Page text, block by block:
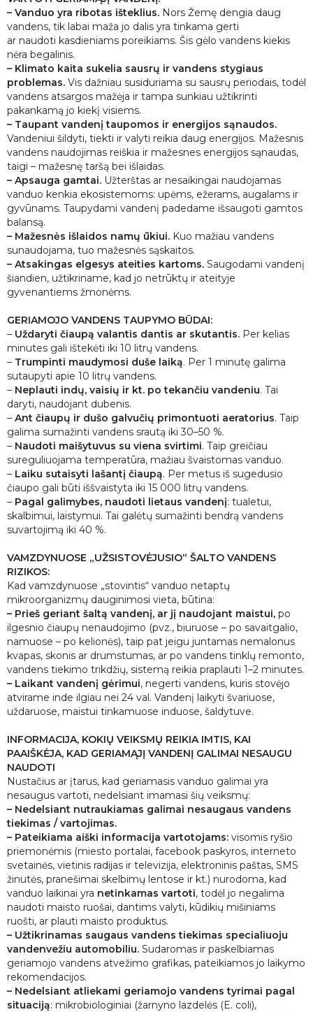
– Vanduo yra ribotas išteklius. Nors Žemę dengia daug
vandens, tik labai maža jo dalis yra tinkama gerti
ar naudoti kasdieniams poreikiams. Šis gėlo vandens kiekis
nėra begalinis.
– Klimato kaita sukelia sausrų ir vandens stygiaus
problemas. Vis dažniau susiduriama su sausrų periodais, todėl
vandens atsargos mažėja ir tampa sunkiau užtikrinti
pakankamą jo kiekį visiems.
– Taupant vandenį taupomos ir energijos sąnaudos.
Vandeniui šildyti, tiekti ir valyti reikia daug energijos. Mažesnis
vandens naudojimas reiškia ir mažesnes energijos sąnaudas,
taigi – mažesnę taršą bei išlaidas.
– Apsauga gamtai. Užterštas ar nesaikingai naudojamas
vanduo kenkia ekosistemoms: upėms, ežerams, augalams ir
gyvūnams. Taupydami vandenį padedame išsaugoti gamtos
balansą.
– Mažesnės išlaidos namų ūkiui. Kuo mažiau vandens
sunaudojama, tuo mažesnės sąskaitos.
– Atsakingas elgesys ateities kartoms. Saugodami vandenį
šiandien, užtikriname, kad jo netrūktų ir ateityje
gyvenantiems žmonėms.
GERIAMOJO VANDENS TAUPYMO BŪDAI:
– Uždaryti čiaupą valantis dantis ar skutantis. Per kelias
minutes gali ištekėti iki 10 litrų vandens.
– Trumpinti maudymosi duše laiką. Per 1 minutę galima
sutaupyti apie 10 litrų vandens.
– Neplauti indų, vaisių ir kt. po tekančiu vandeniu. Tai
daryti, naudojant dubenis.
– Ant čiaupų ir dušo galvučių primontuoti aeratorius. Taip
galima sumažinti vandens srautą iki 30–50 %.
– Naudoti maišytuvus su viena svirtimi. Taip greičiau
sureguliuojama temperatūra, mažiau švaistomas vanduo.
– Laiku sutaisyti lašantį čiaupą. Per metus iš sugedusio
čiaupo gali būti iššvaistyta iki 15 000 litrų vandens.
– Pagal galimybes, naudoti lietaus vandenį: tualetui,
skalbimui, laistymui. Tai galėtų sumažinti bendrą vandens
suvartojimą iki 40 %.
VAMZDYNUOSE „UŽSISTOVĖJUSIO“ ŠALTO VANDENS
RIZIKOS:
Kad vamzdynuose „stovintis“ vanduo netaptų
mikroorganizmų dauginimosi vieta, būtina:
– Prieš geriant šaltą vandenį, ar jį naudojant maistui, po
ilgesnio čiaupų nenaudojimo (pvz., biuruose – po savaitgalio,
namuose – po kelionės), taip pat jeigu juntamas nemalonus
kvapas, skonis ar drumstumas, ar po vandens tinklų remonto,
vandens tiekimo trikdžių, sistemą reikia praplauti 1–2 minutes.
– Laikant vandenį gėrimui, negerti vandens, kuris stovėjo
atvirame inde ilgiau nei 24 val. Vandenį laikyti švariuose,
uždaruose, maistui tinkamuose induose, šaldytuve.
INFORMACIJA, KOKIŲ VEIKSMŲ REIKIA IMTIS, KAI
PAAIŠKĖJA, KAD GERIAMĄJĮ VANDENĮ GALIMAI NESAUGU
NAUDOTI
Nustačius ar įtarus, kad geriamasis vanduo galimai yra
nesaugus vartoti, nedelsiant imamasi šių veiksmų:
– Nedelsiant nutraukiamas galimai nesaugaus vandens
tiekimas / vartojimas.
– Pateikiama aiški informacija vartotojams: visomis ryšio
priemonėmis (miesto portalai, facebook paskyros, interneto
svetainės, vietinis radijas ir televizija, elektroninis paštas, SMS
žinutės, pranešimai skelbimų lentose ir kt.) nurodoma, kad
vanduo laikinai yra netinkamas vartoti, todėl jo negalima
naudoti maisto ruošai, dantims valyti, kūdikių mišiniams
ruošti, ar plauti maisto produktus.
– Užtikrinamas saugaus vandens tiekimas specialiuoju
vandenvežiu automobiliu. Sudaromas ir paskelbiamas
geriamojo vandens atvežimo grafikas, pateikiamos jo laikymo
rekomendacijos.
– Nedelsiant atliekami geriamojo vandens tyrimai pagal
situaciją: mikrobiologiniai (žarnyno lazdelės (E. coli),